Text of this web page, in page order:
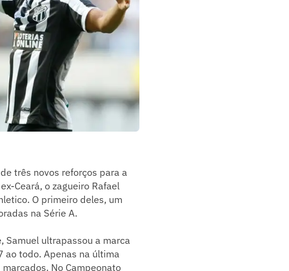
três novos reforços para a
Ceará, o zagueiro Rafael
O primeiro deles, um
na Série A.
Samuel ultrapassou a marca
ao todo. Apenas na última
No Campeonato